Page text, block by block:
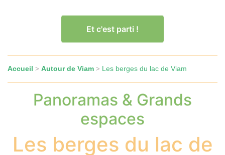
Et c'est parti !
Accueil > Autour de Viam > Les berges du lac de Viam
Panoramas & Grands
espaces
Les berges du lac de